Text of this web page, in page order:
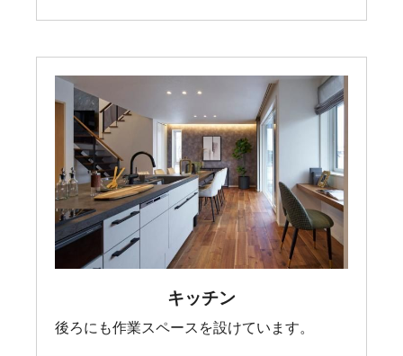
キッチン
後ろにも作業スペースを設けています。